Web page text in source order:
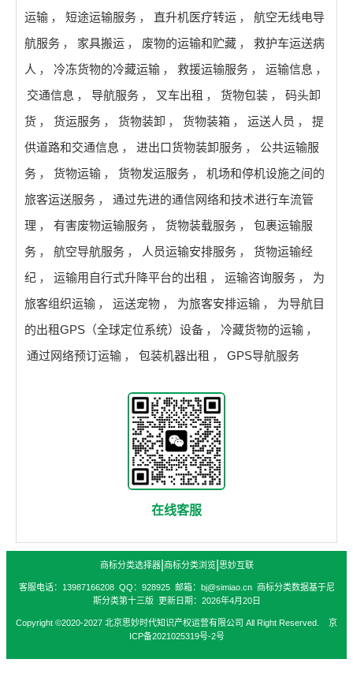
运输 ， 短途运输服务 ， 直升机医疗转运 ，
航空无线电导
航服务 ， 家具搬运 ， 废物的运输和贮藏 ，
救护车运送病
人 ， 冷冻货物的冷藏运输 ， 救援运输服务 ， 运输信息 ，
交通信息 ， 导航服务 ， 叉车出租 ， 货物包装 ，
码头卸
货 ， 货运服务 ， 货物装卸 ， 货物装箱 ， 运送人员 ，
提
供道路和交通信息 ， 进出口货物装卸服务 ，
公共运输服
务 ， 货物运输 ， 货物发运服务 ，
机场和停机设施之间的
旅客运送服务 ，
通过先进的通信网络和技术进行车流管
理 ， 有害废物运输服务 ， 货物装载服务 ，
包裹运输服
务 ， 航空导航服务 ， 人员运输安排服务 ，
货物运输经
纪 ， 运输用自行式升降平台的出租 ， 运输咨询服务 ，
为
旅客组织运输 ， 运送宠物 ， 为旅客安排运输 ，
为导航目
的出租GPS（全球定位系统）设备 ， 冷藏货物的运输 ，
通过网络预订运输 ， 包装机器出租 ， GPS导航服务
在线客服
商标分类选择器| 商标分类浏览| 思妙互联
客服电话：13987166208 QQ：928925 邮箱：bj@simiao.cn 商标分类数据基于尼
斯分类第十三版 更新日期：2026年4月20日
Copyright ©2020-2027 北京思妙时代知识产权运营有限公司 All Right Reserved. 京
ICP备2021025319号-2号